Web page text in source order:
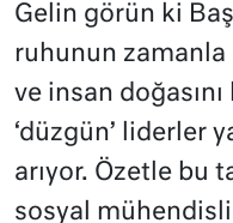
Gelin görün ki
ruhunun
ve insan
‘düzgün’ liderler
arıyor. Özetle bu
sosyal